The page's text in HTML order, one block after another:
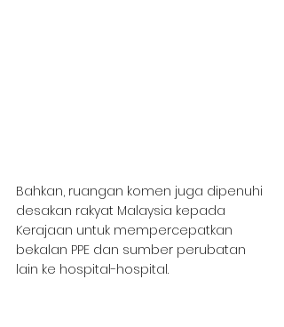
Bahkan, ruangan komen juga dipenuhi
desakan rakyat Malaysia kepada
Kerajaan untuk mempercepatkan
bekalan PPE dan sumber perubatan
lain ke hospital-hospital.